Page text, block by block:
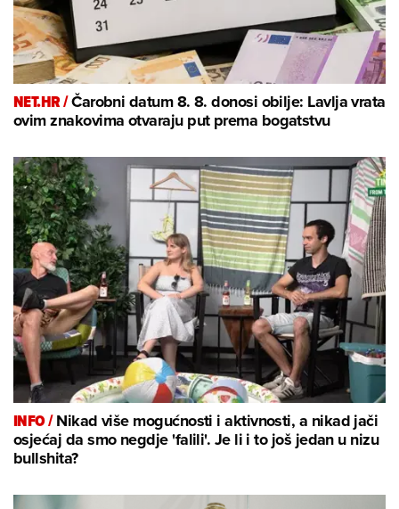
NET.HR /Čarobni datum 8. 8. donosi obilje: Lavlja vrata
ovim znakovima otvaraju put prema bogatstvu
INFO /Nikad više mogućnosti i aktivnosti, a nikad jači
osjećaj da smo negdje 'falili'. Je li i to još jedan u nizu
bullshita?